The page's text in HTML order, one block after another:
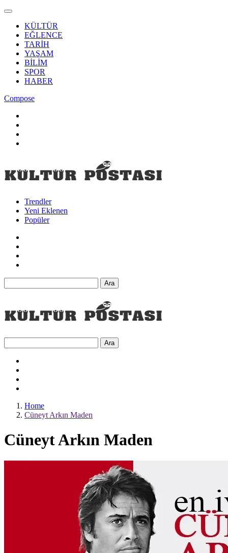
KÜLTÜR
EĞLENCE
TARİH
YAŞAM
BİLİM
SPOR
HABER
Compose
Trendler
Yeni Eklenen
Popüler
Ara
Ara
Home
Cüneyt Arkın Maden
Cüneyt Arkın Maden